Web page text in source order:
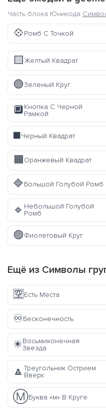
Часть блока Юникода
💠Ромб С Точкой
🟨Желтый Квадрат
🟢Зеленый Круг
🔲Кнопка С Черной
Рамкой
◼️Черный Квадрат
🟧Оранжевый Квадрат
🔷Большой Голубой Ромб
🔹 Небольшой Голубой
Ромб
🟣Фиолетовый Круг
Ещё из Символы
🈳 Есть Места
♾️Бесконечность
✴️Восьмиконечная
Звезда
🔼 Треугольник Острием
Вверх
Ⓜ️Буква «м» В Круге